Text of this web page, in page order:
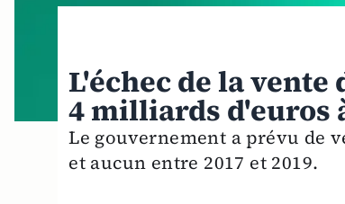
L'échec de la
4 milliards d'euros
Le gouvernement a prévu de
et aucun entre 2017 et 2019.